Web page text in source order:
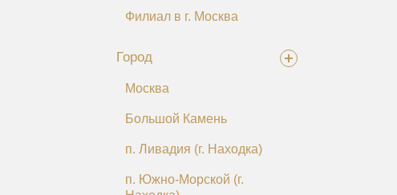
Филиал в г. Москва
Город
Москва
Большой Камень
п. Ливадия (г. Находка)
п. Южно-Морской (г.